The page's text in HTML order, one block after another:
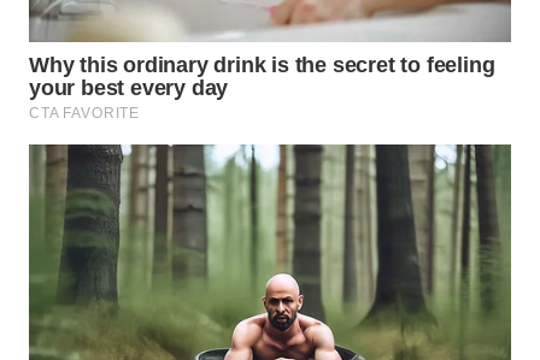
KALTIM
WN
SULSEL
WN
GORONTALO
WN
SULUT